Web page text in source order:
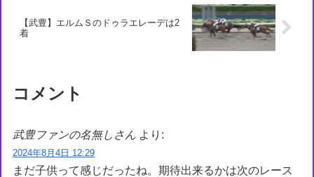
【武豊】エルムＳのドゥラエレーデは2
着
コメント
武豊ファンの名無しさん より:
2024年8月4日 12:29
まだ子供って感じだったね。期待出来るかは次のレース